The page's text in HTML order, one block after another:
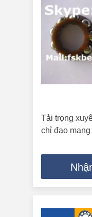
Tải trọng
chỉ đạo